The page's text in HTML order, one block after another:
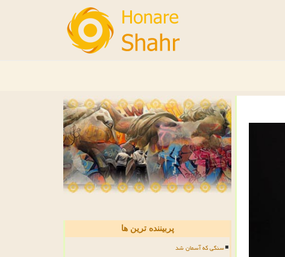
پربیننده ترین ها
سنگی که آسمان شد